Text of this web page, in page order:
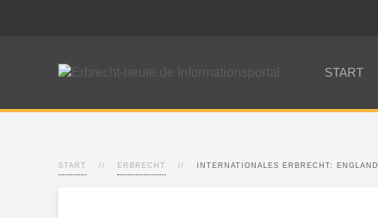
START
START ERBRECHT INTERNATIONALES ERBRECHT: ENGLAND